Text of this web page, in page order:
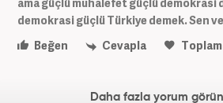
ama güçlü muhalefet güçlü demokrasi
demokrasi güçlü Türkiye demek. Sen
Beğen
Cevapla Toplam
Daha fazla yorum